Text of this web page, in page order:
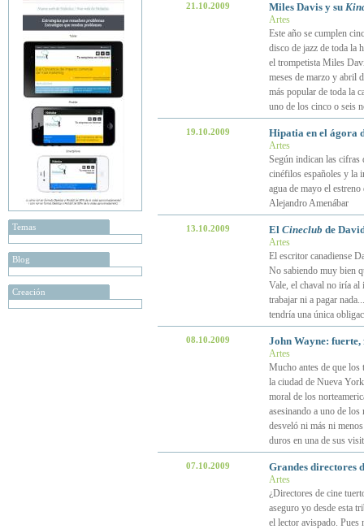
Temas
Blog
Creación
21.10.2009 Miles Davis y su
Artes
Este año se cumplen
disco de jazz de toda la
el trompetista Miles
meses de marzo y abril
más popular de toda la
uno de los cinco o seis
19.10.2009 Hipatia en el ágora
Artes
Según indican las cifras
cinéfilos españoles y la
agua de mayo el
Alejandro Amenábar
13.10.2009 El Cineclub de
Artes
El escritor canadiense
No sabiendo muy bien
Vale, el chaval no iría al
trabajar ni a pagar
tendría una única
08.10.2009 John Wayne:
Artes
Mucho antes de que los
la ciudad de Nueva
moral de los
asesinando a uno de
desveló ni más ni
duros en una de sus
07.10.2009 Grandes directores
Artes
¿Directores de cine
aseguro yo desde esta
el lector avispado. Pues